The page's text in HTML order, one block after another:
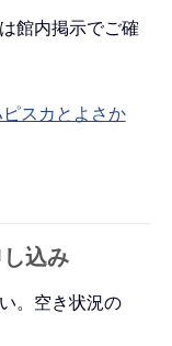
館内掲示でご確
スカとよさか
込み
。空き状況の